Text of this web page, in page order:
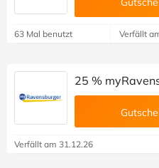
63 Mal benutzt Verfällt
25 %
Verfällt am 31.12.26